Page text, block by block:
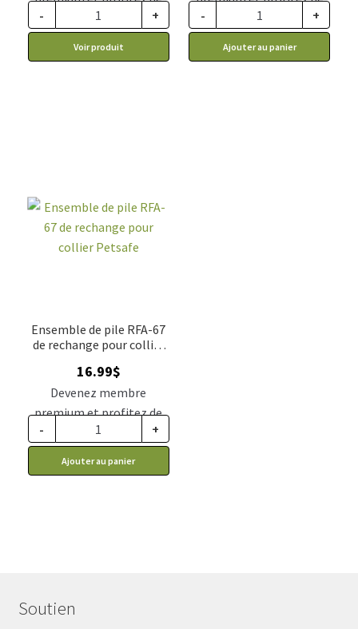
ce prix rabais : 26.39$ CA
- +
Voir produit
15.99$
à
46.99$
ce prix rabais : 13.19$ CA
- +
Ajouter au panier
Ensemble de pile RFA-67
de rechange pour collier
16.99$
Devenez membre
premium et profitez de
ce prix rabais : 14.02$ CA
- +
Ajouter au panier
Soutien